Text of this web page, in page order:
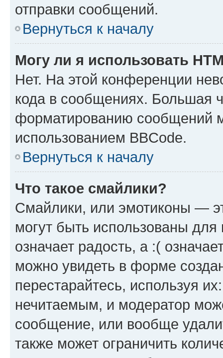
отправки сообщений.
Вернуться к началу
Могу ли я использовать
Нет. На этой конференции
кода в сообщениях. Большая
форматированию сообщений
использованием BBCode.
Вернуться к началу
Что такое смайлики?
Смайлики, или эмотиконы —
могут быть использованы
означает радость, а :(
можно увидеть в форме
перестарайтесь, используя
нечитаемым, и модератор
сообщение, или вообще
также может ограничить